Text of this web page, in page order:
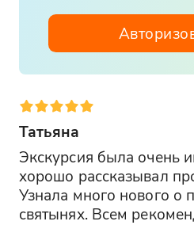
Татьяна
Экскурсия была очень
хорошо рассказывал
Узнала много нового о
святынях. Всем